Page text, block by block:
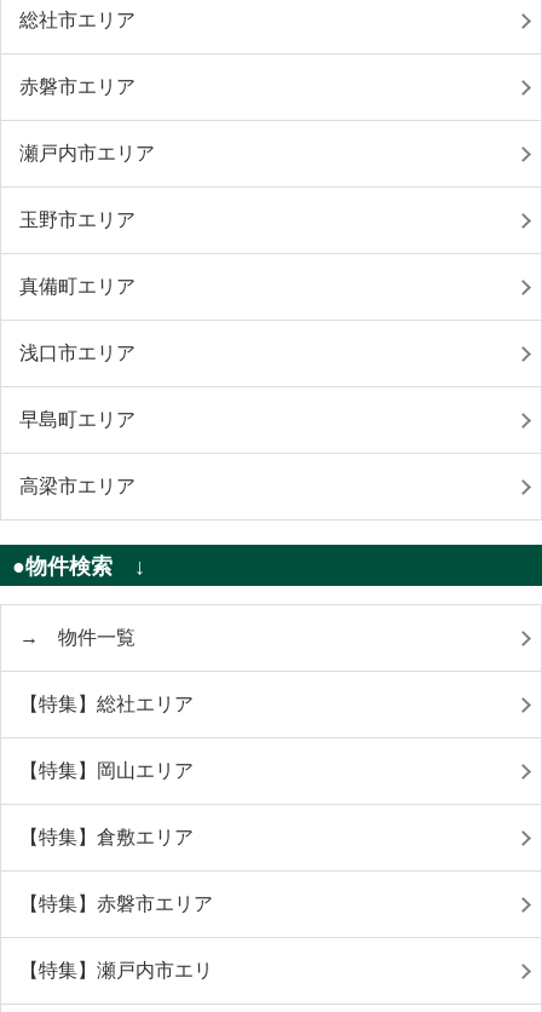
総社市エリア
赤磐市エリア
瀬戸内市エリア
玉野市エリア
真備町エリア
浅口市エリア
早島町エリア
高梁市エリア
●物件検索 ↓
→ 物件一覧
【特集】総社エリア
【特集】岡山エリア
【特集】倉敷エリア
【特集】赤磐市エリア
【特集】瀬戸内市エリ